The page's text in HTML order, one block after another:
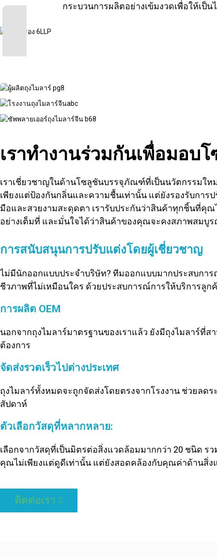
กระบวนการผลิตอย่างเข้มงวดเพื่อให้เ
เราทำงานร่วมกันเพื่อมอบ
เราเชี่ยวชาญในด้านโซลูชันบรรจุภัณฑ์ที่เป็นนวัตกรรมใ
เพียงแต่ป้องกันกลิ่นและความชื้นเท่านั้น แต่ยังรองรับกา
มือและสวยงามสะดุดตา เรารับประกันว่าสินค้าทุกชิ้นที่คุ
อย่างเต็มที่ และมั่นใจได้ว่าสินค้าของคุณจะคงสภาพสมบู
การสนับสนุนการปรับแต่งโดยผู้เชี่ยวชาญ
ไม่มีนักออกแบบประจำบริษัท? ทีมออกแบบมากประสบกา
ชีวภาพที่ไม่เหมือนใคร ด้วยประสบการณ์การให้บริการลูก
การผลิต OEM
นอกจากถุงไมลาร์มาตรฐานของเราแล้ว ยังมีถุงไมลาร์ที่
ต้องการ
จัดส่งรวดเร็วไปต่างประเทศ
ถุงไมลาร์ทั้งหมดจะถูกจัดส่งโดยตรงจากโรงงาน ช่วยลด
สัปดาห์
ตัวเลือกวัสดุที่หลากหลาย:
เลือกจากวัสดุที่เป็นมิตรต่อสิ่งแวดล้อมมากกว่า 20 ชนิด ร
คุณไม่เพียงแต่ดูดีเท่านั้น แต่ยังสอดคล้องกับคุณค่าด้านสิ่ง
ติดต่อเรา